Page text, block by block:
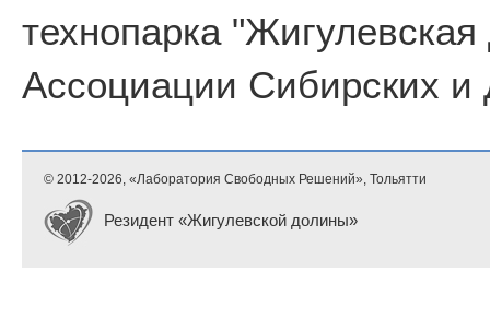
технопарка
Ассоциации Сибирских и
© 2012-2026, «Лаборатория Свободных Решений», Тольятти
Резидент «Жигулевской долины»